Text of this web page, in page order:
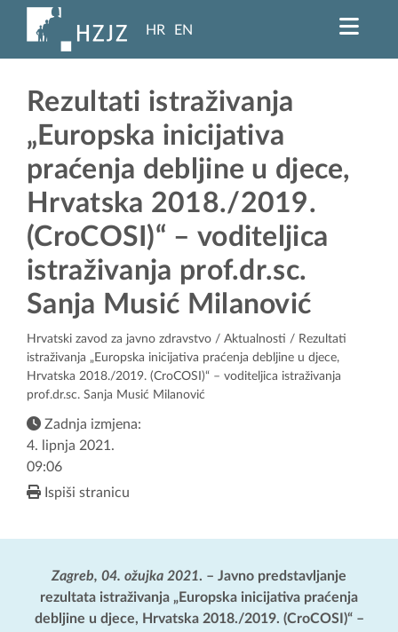
HR EN
Rezultati istraživanja
„Europska inicijativa
praćenja debljine u djece,
Hrvatska 2018./2019.
(CroCOSI)“ – voditeljica
istraživanja prof.dr.sc.
Sanja Musić Milanović
Hrvatski zavod za javno zdravstvo / Aktualnosti / Rezultati
istraživanja „Europska inicijativa praćenja debljine u djece,
Hrvatska 2018./2019. (CroCOSI)“ – voditeljica istraživanja
prof.dr.sc. Sanja Musić Milanović
Zadnja izmjena:
4. lipnja 2021.
09:06
Ispiši stranicu
Zagreb, 04. ožujka 2021. – Javno predstavljanje
rezultata istraživanja „Europska inicijativa praćenja
debljine u djece, Hrvatska 2018./2019. (CroCOSI)“ –